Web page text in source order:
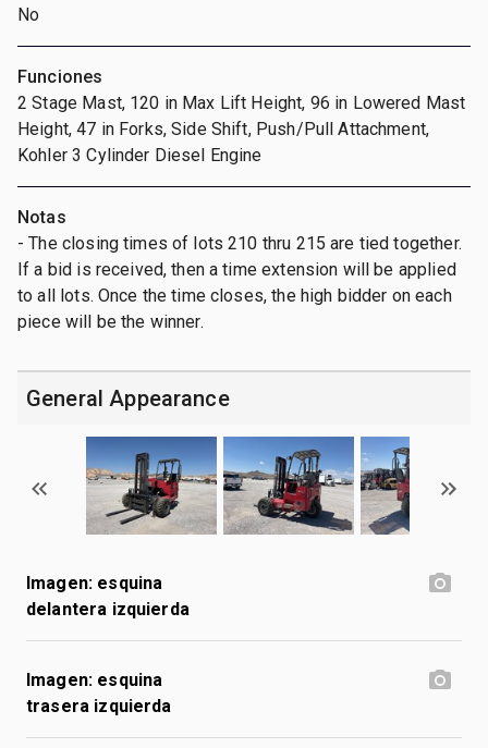
No
Funciones
2 Stage Mast, 120 in Max Lift Height, 96 in Lowered Mast
Height, 47 in Forks, Side Shift, Push/Pull Attachment,
Kohler 3 Cylinder Diesel Engine
Notas
- The closing times of lots 210 thru 215 are tied together.
If a bid is received, then a time extension will be applied
to all lots. Once the time closes, the high bidder on each
piece will be the winner.
General Appearance
Imagen: esquina
delantera izquierda
Imagen: esquina
trasera izquierda